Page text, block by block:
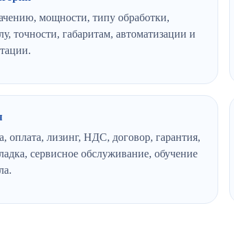
мощности, типу обработки,
точности, габаритам, автоматизации и
оплата, лизинг, НДС, договор, гарантия,
сервисное обслуживание, обучение